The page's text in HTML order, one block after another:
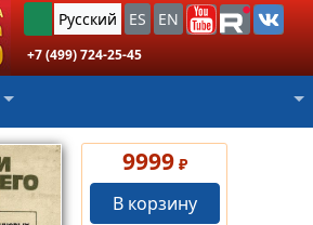
Русский ES EN
+7 (499) 724-25-45
9999₽
В корзину